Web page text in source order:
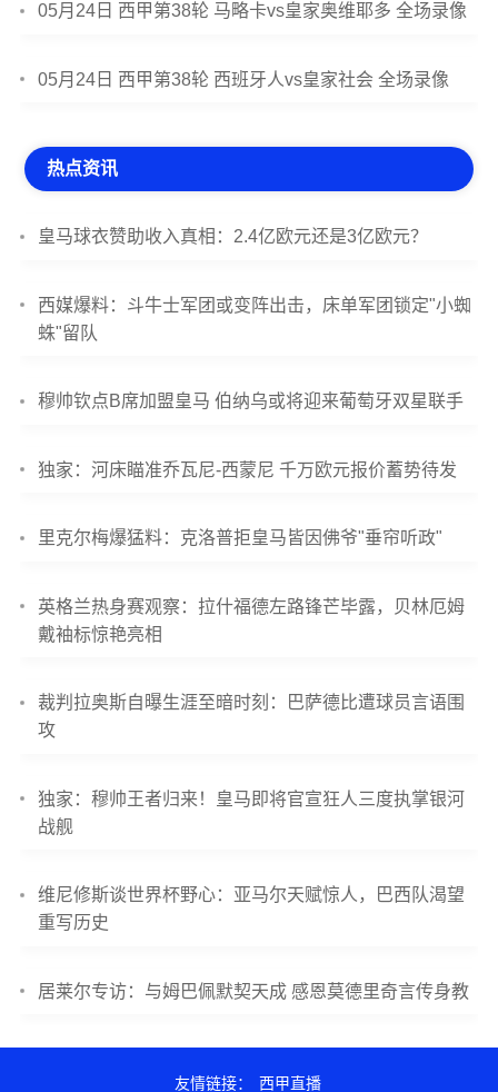
05月24日 西甲第38轮 马略卡vs皇家奥维耶多 全场录像
05月24日 西甲第38轮 西班牙人vs皇家社会 全场录像
热点资讯
皇马球衣赞助收入真相：2.4亿欧元还是3亿欧元？
西媒爆料：斗牛士军团或变阵出击，床单军团锁定"小蜘
蛛"留队
穆帅钦点B席加盟皇马 伯纳乌或将迎来葡萄牙双星联手
独家：河床瞄准乔瓦尼-西蒙尼 千万欧元报价蓄势待发
里克尔梅爆猛料：克洛普拒皇马皆因佛爷"垂帘听政"
英格兰热身赛观察：拉什福德左路锋芒毕露，贝林厄姆
戴袖标惊艳亮相
裁判拉奥斯自曝生涯至暗时刻：巴萨德比遭球员言语围
攻
独家：穆帅王者归来！皇马即将官宣狂人三度执掌银河
战舰
维尼修斯谈世界杯野心：亚马尔天赋惊人，巴西队渴望
重写历史
居莱尔专访：与姆巴佩默契天成 感恩莫德里奇言传身教
友情链接： 西甲直播